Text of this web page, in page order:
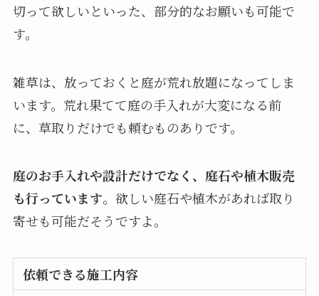
切って欲しいといった、部分的なお願いも可能で
す。
雑草は、放っておくと庭が荒れ放題になってしま
います。荒れ果てて庭の手入れが大変になる前
に、草取りだけでも頼むものありです。
庭のお手入れや設計だけでなく、庭石や植木販売
も行っています。欲しい庭石や植木があれば取り
寄せも可能だそうですよ。
依頼できる施工内容